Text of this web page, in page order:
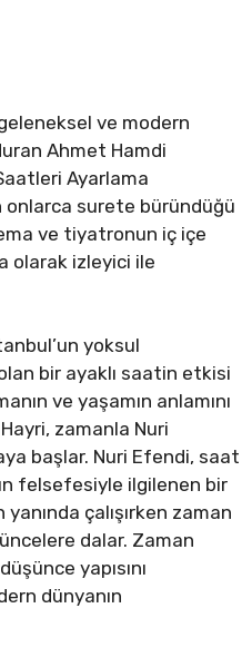
ve modern
Ahmet Hamdi
Ayarlama
onlarca surete büründüğü
ve tiyatronun iç içe
olarak izleyici ile
yoksul
bir ayaklı saatin etkisi
ve yaşamın anlamını
zamanla Nuri
başlar. Nuri Efendi, saat
felsefesiyle ilgilenen bir
çalışırken zaman
dalar. Zaman
yapısını
dünyanın